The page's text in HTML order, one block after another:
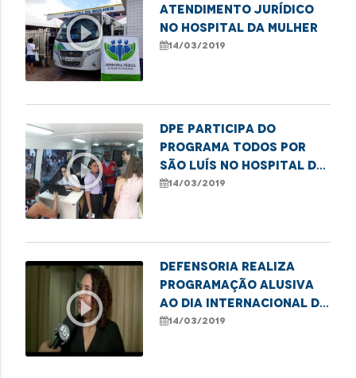
play_circle_outline
atendimento jurídico
no Hospital da Mulher
14/03/2019
play_circle_outline
DPE participa do
programa Todos Por
São Luís no Hospital da
Mulher
14/03/2019
play_circle_outline
Defensoria realiza
programação alusiva
ao Dia Internacional da
Mulher
14/03/2019